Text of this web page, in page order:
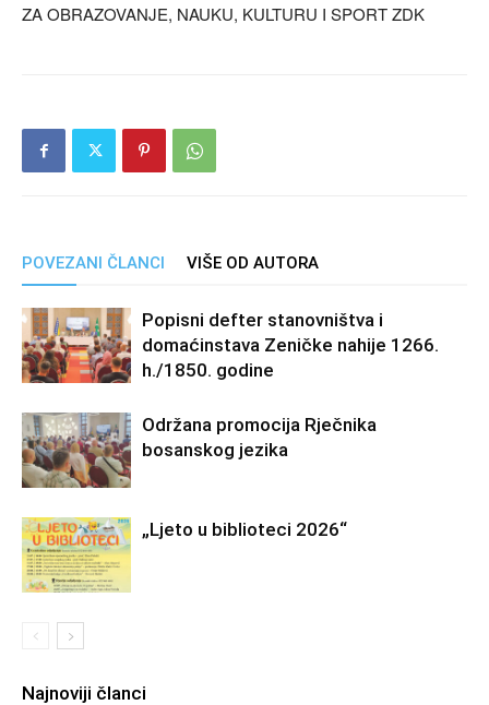
ZA OBRAZOVANJE, NAUKU, KULTURU I SPORT ZDK
POVEZANI ČLANCI VIŠE OD AUTORA
Popisni defter stanovništva i
domaćinstava Zeničke nahije 1266.
h./1850. godine
Održana promocija Rječnika
bosanskog jezika
„Ljeto u biblioteci 2026“
Najnoviji članci